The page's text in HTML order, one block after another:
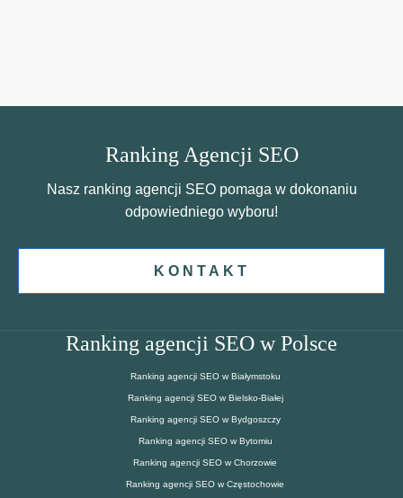
Ranking Agencji SEO
Nasz ranking agencji SEO pomaga w dokonaniu
odpowiedniego wyboru!
KONTAKT
Ranking agencji SEO w Polsce
Ranking agencji SEO w Białymstoku
Ranking agencji SEO w Bielsko-Białej
Ranking agencji SEO w Bydgoszczy
Ranking agencji SEO w Bytomiu
Ranking agencji SEO w Chorzowie
Ranking agencji SEO w Częstochowie